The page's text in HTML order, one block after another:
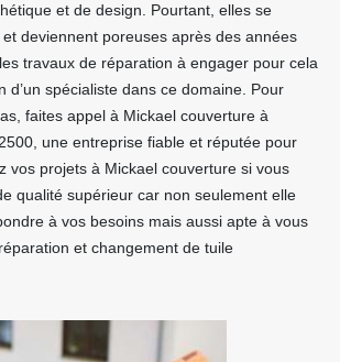
et de design. Pourtant, elles se
deviennent poreuses après des années
travaux de réparation à engager pour cela
d’un spécialiste dans ce domaine. Pour
faites appel à Mickael couverture à
une entreprise fiable et réputée pour
vos projets à Mickael couverture si vous
qualité supérieur car non seulement elle
à vos besoins mais aussi apte à vous
et changement de tuile